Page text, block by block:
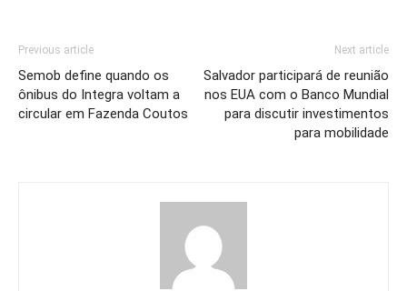
Previous article
Semob define quando os
ônibus do Integra voltam a
circular em Fazenda Coutos
Next article
Salvador participará de reunião
nos EUA com o Banco Mundial
para discutir investimentos
para mobilidade